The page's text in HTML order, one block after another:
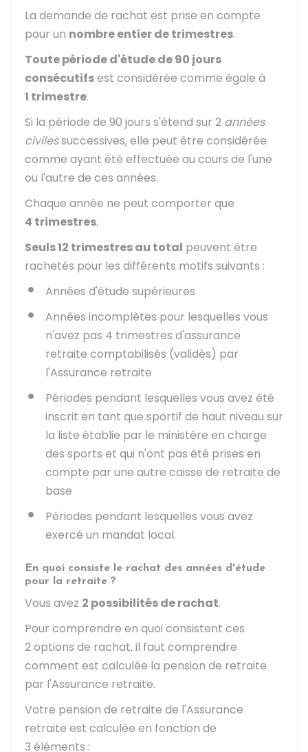
La demande de rachat est prise en compte
pour un nombre entier de trimestres.
Toute période d'étude de 90 jours
consécutifsest considérée comme égale à
1 trimestre.
Si la période de 90 jours s'étend sur 2 années
civilessuccessives, elle peut être considérée
comme ayant été effectuée au cours de l'une
ou l'autre de ces années.
Chaque année ne peut comporter que
4 trimestres.
Seuls 12 trimestres au total peuvent être
rachetés pour les différents motifs suivants :
Années d'étude supérieures
Années incomplètes pour lesquelles vous
n'avez pas 4 trimestres d'assurance
retraite comptabilisés (validés) par
l'Assurance retraite
Périodes pendant lesquelles vous avez été
inscrit en tant que sportif de haut niveau sur
la liste établie par le ministère en charge
des sports et qui n'ont pas été prises en
compte par une autre caisse de retraite de
base
Périodes pendant lesquelles vous avez
exercé un mandat local.
En quoi consiste le rachat des années d'étude
pour la retraite ?
Vous avez 2 possibilités de rachat.
Pour comprendre en quoi consistent ces
2 options de rachat, il faut comprendre
comment est calculée la pension de retraite
par l'Assurance retraite.
Votre pension de retraite de l'Assurance
retraite est calculée en fonction de
3 éléments :